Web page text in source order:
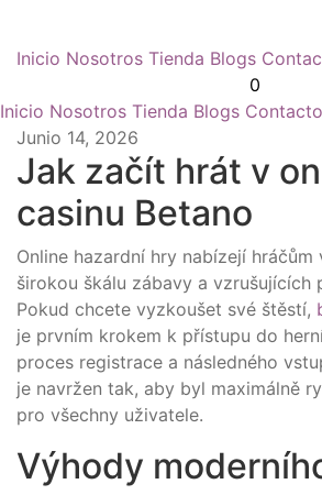
Inicio Nosotros Tienda Blogs
0
Inicio Nosotros Tienda Blogs Contacto
Junio 14, 2026
Jak začít hrát v
casinu Betano
Online hazardní hry nabízejí hráčům
širokou škálu zábavy a vzrušujících
Pokud chcete vyzkoušet své štěstí,
je prvním krokem k přístupu do
proces registrace a následného
je navržen tak, aby byl maximálně
pro všechny uživatele.
Výhody